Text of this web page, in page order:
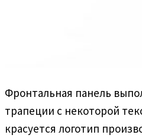
Фронтальная панель
трапеции с некоторой
красуется логотип